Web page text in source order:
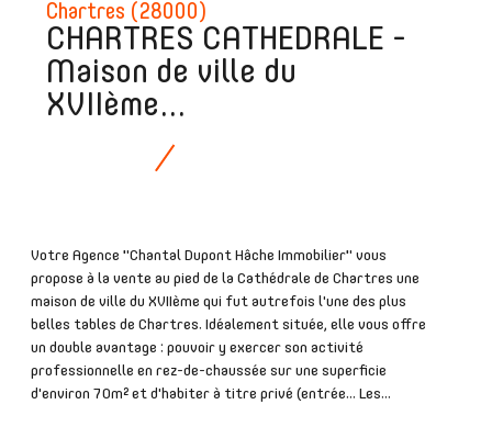
Chartres (28000)
CHARTRES CATHEDRALE -
Maison de ville du
XVIIème...
Votre Agence "Chantal Dupont Hâche Immobilier" vous
propose à la vente au pied de la Cathédrale de Chartres une
maison de ville du XVIIème qui fut autrefois l'une des plus
belles tables de Chartres. Idéalement située, elle vous offre
un double avantage : pouvoir y exercer son activité
professionnelle en rez-de-chaussée sur une superficie
d'environ 70m² et d'habiter à titre privé (entrée... Les...